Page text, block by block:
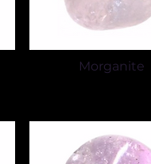
Morganite